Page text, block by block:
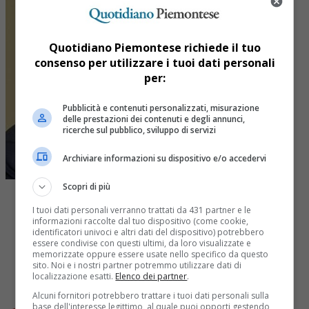
Share
Tweet
Quotidiano Piemontese richiede il tuo
consenso per utilizzare i tuoi dati personali
per:
Pubblicità e contenuti personalizzati, misurazione
delle prestazioni dei contenuti e degli annunci,
ricerche sul pubblico, sviluppo di servizi
Archiviare informazioni su dispositivo e/o accedervi
Scopri di più
I tuoi dati personali verranno trattati da 431 partner e le
informazioni raccolte dal tuo dispositivo (come cookie,
identificatori univoci e altri dati del dispositivo) potrebbero
essere condivise con questi ultimi, da loro visualizzate e
memorizzate oppure essere usate nello specifico da questo
sito. Noi e i nostri partner potremmo utilizzare dati di
localizzazione esatti. Elenco dei partner.
Alcuni fornitori potrebbero trattare i tuoi dati personali sulla
base dell'interesse legittimo, al quale puoi opporti gestendo